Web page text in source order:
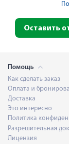
Оставить
Помощь
Как сделать заказ
Оплата и
Доставка
Это интересно
Политика
Разрешительная
Лицензия